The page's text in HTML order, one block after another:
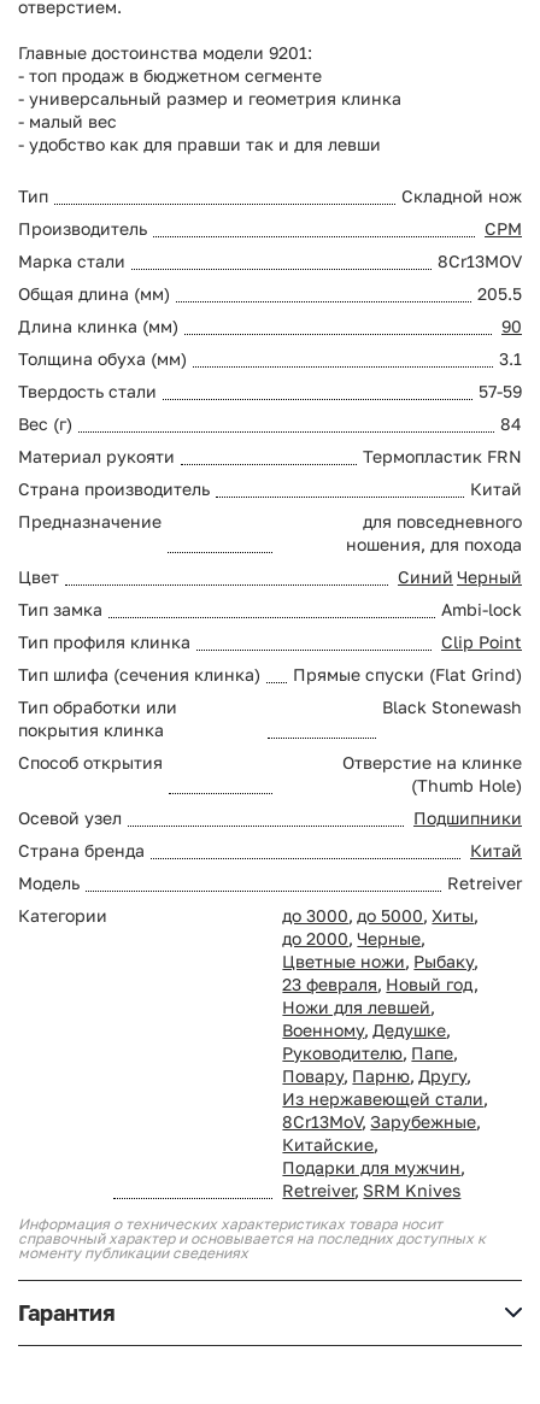
отверстием.
Главные достоинства модели 9201:
- топ продаж в бюджетном сегменте
- универсальный размер и геометрия клинка
- малый вес
- удобство как для правши так и для левши
Тип
Складной нож
Производитель
СРМ
Марка стали
8Cr13MOV
Общая длина (мм)
205.5
Длина клинка (мм)
90
Толщина обуха (мм)
3.1
Твердость стали
57-59
Вес (г)
84
Материал рукояти
Термопластик FRN
Страна производитель
Китай
Предназначение
для повседневного
ношения, для похода
Цвет
Синий Черный
Тип замка
Ambi-lock
Тип профиля клинка
Clip Point
Тип шлифа (сечения клинка)
Прямые спуски (Flat Grind)
Тип обработки или
покрытия клинка
Black Stonewash
Способ открытия
Отверстие на клинке
(Thumb Hole)
Осевой узел
Подшипники
Страна бренда
Китай
Модель
Retreiver
Категории
до 3000, до 5000, Хиты,
до 2000, Черные,
Цветные ножи, Рыбаку,
23 февраля, Новый год,
Ножи для левшей,
Военному, Дедушке,
Руководителю, Папе,
Повару, Парню, Другу,
Из нержавеющей стали,
8Cr13MoV, Зарубежные,
Китайские,
Подарки для мужчин,
Retreiver, SRM Knives
Информация о технических характеристиках товара носит
справочный характер и основывается на последних доступных к
моменту публикации сведениях
Гарантия